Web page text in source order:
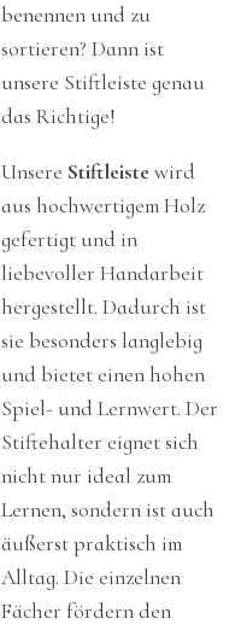
benennen und zu
sortieren? Dann ist
unsere Stiftleiste genau
das Richtige!
Unsere Stiftleiste wird
aus hochwertigem Holz
gefertigt und in
liebevoller Handarbeit
hergestellt. Dadurch ist
sie besonders langlebig
und bietet einen hohen
Spiel- und Lernwert. Der
Stiftehalter eignet sich
nicht nur ideal zum
Lernen, sondern ist auch
äußerst praktisch im
Alltag. Die einzelnen
Fächer fördern den